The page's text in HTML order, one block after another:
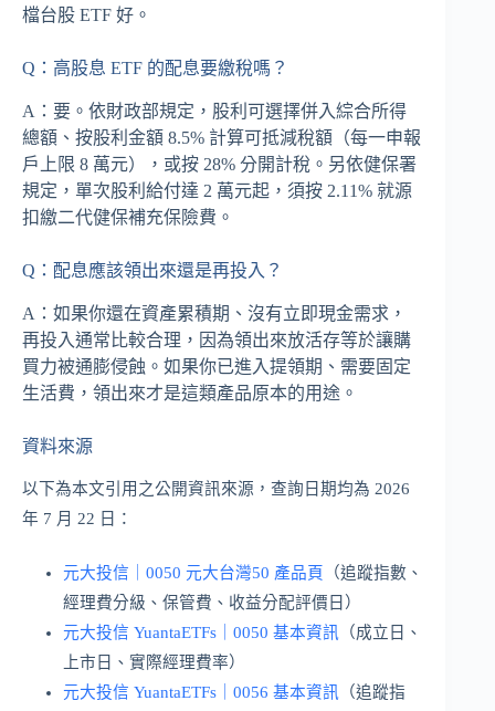
檔台股 ETF 好。
Q：高股息 ETF 的配息要繳稅嗎？
A：要。依財政部規定，股利可選擇併入綜合所得
總額、按股利金額 8.5% 計算可抵減稅額（每一申報
戶上限 8 萬元），或按 28% 分開計稅。另依健保署
規定，單次股利給付達 2 萬元起，須按 2.11% 就源
扣繳二代健保補充保險費。
Q：配息應該領出來還是再投入？
A：如果你還在資產累積期、沒有立即現金需求，
再投入通常比較合理，因為領出來放活存等於讓購
買力被通膨侵蝕。如果你已進入提領期、需要固定
生活費，領出來才是這類產品原本的用途。
資料來源
以下為本文引用之公開資訊來源，查詢日期均為 2026
年 7 月 22 日：
元大投信｜0050 元大台灣50 產品頁
（追蹤指數、
經理費分級、保管費、收益分配評價日）
元大投信 YuantaETFs｜0050 基本資訊
（成立日、
上市日、實際經理費率）
元大投信 YuantaETFs｜0056 基本資訊
（追蹤指